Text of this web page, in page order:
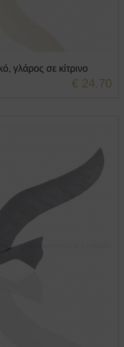
γλάρος σε κίτρινο
€ 24.70